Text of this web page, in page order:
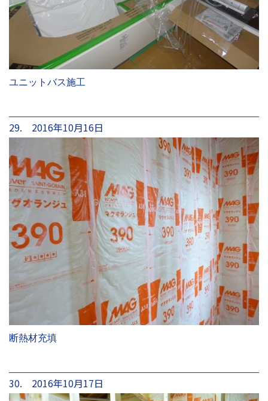
ユニットバス施工
29. 2016年10月16日
断熱材充填
30. 2016年10月17日